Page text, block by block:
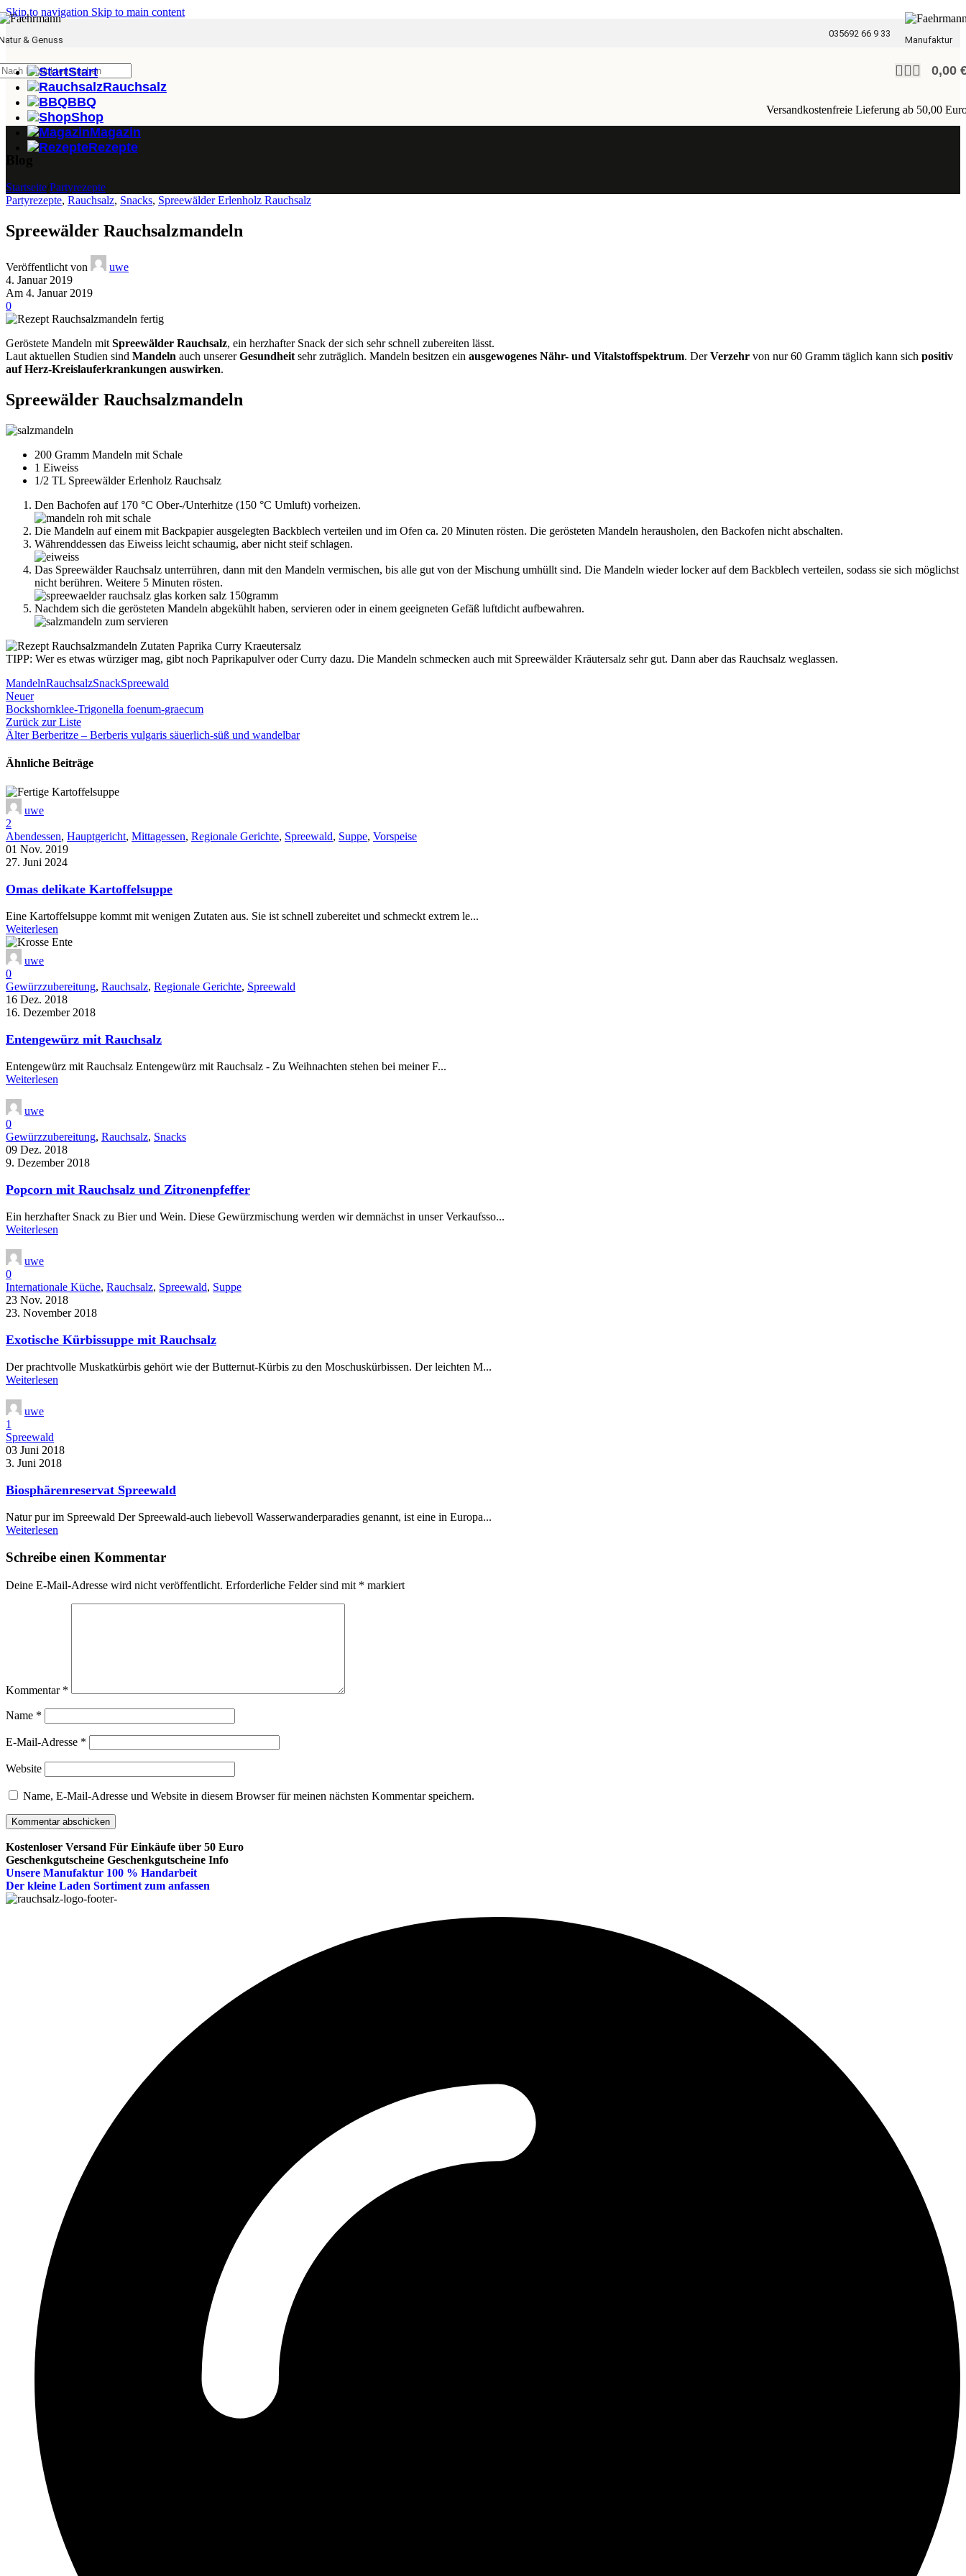
Skip to navigation Skip to main content
& Genuss
035692 66 9 33
Manufaktur
0,00
Start
Rauchsalz
BBQ
Shop
Magazin
Rezepte
Versandkostenfreie Lieferung ab 50,00
Startseite Partyrezepte
Partyrezepte, Rauchsalz, Snacks, Spreewälder Erlenholz Rauchsalz
Spreewälder Rauchsalzmandeln
Veröffentlicht von
uwe
4. Januar 2019
Am 4. Januar 2019
0
Geröstete Mandeln mit Spreewälder Rauchsalz, ein herzhafter Snack der sich sehr schnell zubereiten lässt.
Laut aktuellen Studien sind Mandeln auch unsererGesundheit sehr zuträglich. Mandeln besitzen ein ausgewogenes Nähr- und Vitalstoffspektrum. DerVerzehr von nur 60 Gramm täglich kann sich positiv
auf Herz-Kreislauferkrankungen auswirken.
Spreewälder Rauchsalzmandeln
200 Gramm Mandeln mit Schale
1 Eiweiss
1/2 TL Spreewälder Erlenholz Rauchsalz
Den Bachofen auf 170 °C Ober-/Unterhitze (150 °C Umluft) vorheizen.
Die Mandeln auf einem mit Backpapier ausgelegten Backblech verteilen und im Ofen ca. 20 Minuten rösten. Die gerösteten Mandeln herausholen, den Backofen nicht abschalten.
Währenddessen das Eiweiss leicht schaumig, aber nicht steif schlagen.
Das Spreewälder Rauchsalz unterrühren, dann mit den Mandeln vermischen, bis alle gut von der Mischung umhüllt sind. Die Mandeln wieder locker auf dem Backblech verteilen, sodass sie sich möglichst
nicht berühren. Weitere 5 Minuten rösten.
Nachdem sich die gerösteten Mandeln abgekühlt haben, servieren oder in einem geeigneten Gefäß luftdicht aufbewahren.
TIPP: Wer es etwas würziger mag, gibt noch Paprikapulver oder Curry dazu. Die Mandeln schmecken auch mit Spreewälder Kräutersalz sehr gut. Dann aber das Rauchsalz weglassen.
MandelnRauchsalzSnackSpreewald
Neuer
Bockshornklee-Trigonella foenum-graecum
Zurück zur Liste
Älter Berberitze – Berberis vulgaris säuerlich-süß und wandelbar
Ähnliche Beiträge
uwe
2
Abendessen, Hauptgericht, Mittagessen, Regionale Gerichte, Spreewald, Suppe, Vorspeise
01 Nov. 2019
27. Juni 2024
Omas delikate Kartoffelsuppe
Eine Kartoffelsuppe kommt mit wenigen Zutaten aus. Sie ist schnell zubereitet und schmeckt extrem le...
Weiterlesen
uwe
0
Gewürzzubereitung, Rauchsalz, Regionale Gerichte, Spreewald
16 Dez. 2018
16. Dezember 2018
Entengewürz mit Rauchsalz
Entengewürz mit Rauchsalz Entengewürz mit Rauchsalz - Zu Weihnachten stehen bei meiner F...
Weiterlesen
uwe
0
Gewürzzubereitung, Rauchsalz, Snacks
09 Dez. 2018
9. Dezember 2018
Popcorn mit Rauchsalz und Zitronenpfeffer
Ein herzhafter Snack zu Bier und Wein. Diese Gewürzmischung werden wir demnächst in unser Verkaufsso...
Weiterlesen
uwe
0
Internationale Küche, Rauchsalz, Spreewald, Suppe
23 Nov. 2018
23. November 2018
Exotische Kürbissuppe mit Rauchsalz
Der prachtvolle Muskatkürbis gehört wie der Butternut-Kürbis zu den Moschuskürbissen. Der leichten M...
Weiterlesen
uwe
1
Spreewald
03 Juni 2018
3. Juni 2018
Biosphärenreservat Spreewald
Natur pur im Spreewald Der Spreewald-auch liebevoll Wasserwanderparadies genannt, ist eine in Europa...
Weiterlesen
Schreibe einen Kommentar
Deine E-Mail-Adresse wird nicht veröffentlicht. Erforderliche Felder sind mit * markiert
Kommentar *
Name *
E-Mail-Adresse *
Website
Name, E-Mail-Adresse und Website in diesem Browser für meinen nächsten Kommentar speichern.
Kostenloser Versand Für Einkäufe über 50 Euro
Geschenkgutscheine Geschenkgutscheine Info
Unsere Manufaktur 100 % Handarbeit
Der kleine Laden Sortiment zum anfassen